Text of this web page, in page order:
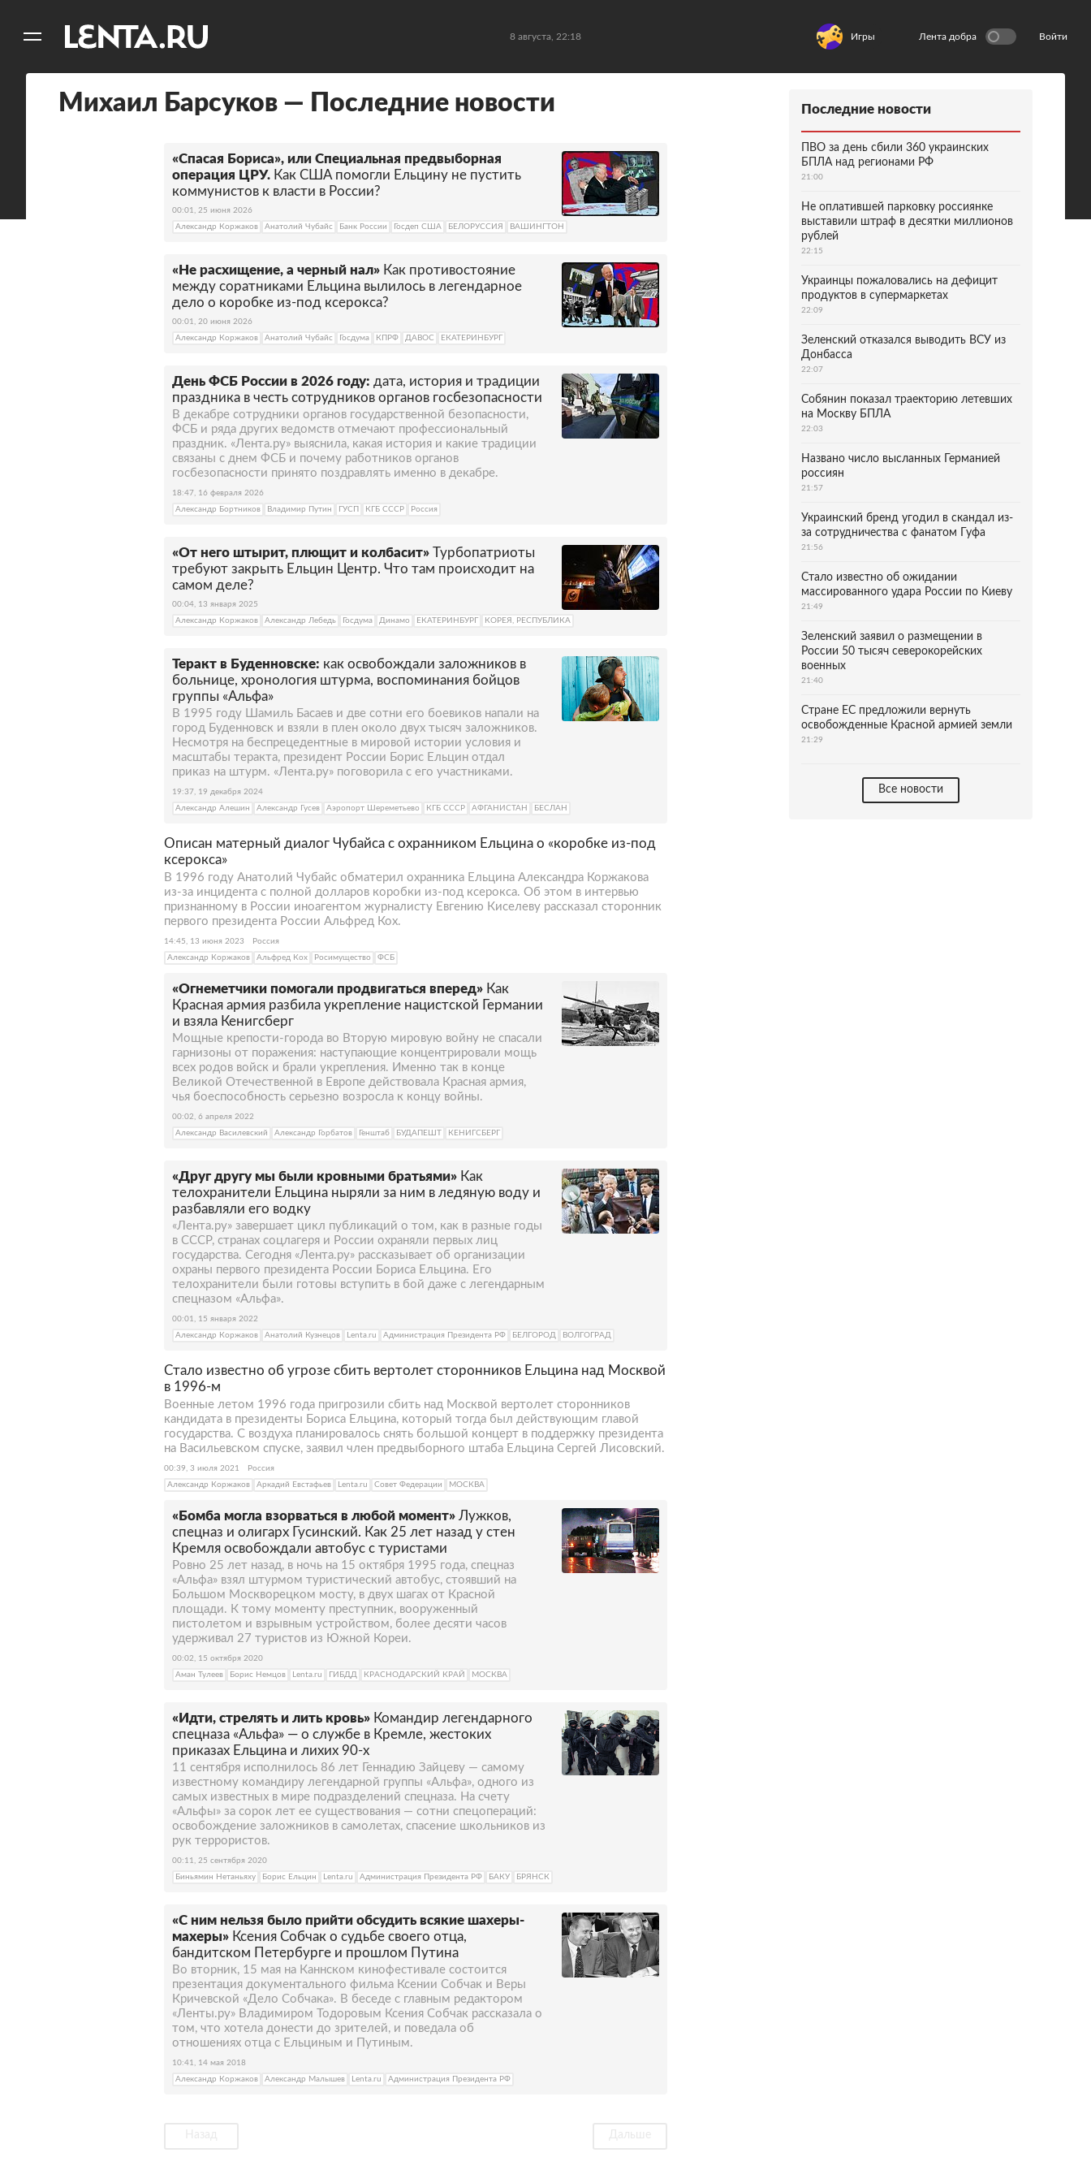
8 августа, 22:18 Игры Лента добра Войти
Михаил Барсуков — Последние новости
«Спасая Бориса», или Специальная предвыборная
операция ЦРУ. Как США помогли Ельцину не пустить
коммунистов к власти в России?
00:01, 25 июня 2026
Александр Коржаков
Анатолий Чубайс Банк России Госдеп США БЕЛОРУССИЯ ВАШИНГТОН
«Не расхищение, а черный нал» Как противостояние
между соратниками Ельцина вылилось в легендарное
дело о коробке из-под ксерокса?
00:01, 20 июня 2026
Александр Коржаков
Анатолий Чубайс Госдума КПРФ ДАВОС ЕКАТЕРИНБУРГ
День ФСБ России в 2026 году: дата, история и традиции
праздника в честь сотрудников органов госбезопасности
В декабре сотрудники органов государственной безопасности,
ФСБ и ряда других ведомств отмечают профессиональный
праздник. «Лента.ру» выяснила, какая история и какие традиции
связаны с днем ФСБ и почему работников органов
госбезопасности принято поздравлять именно в декабре.
18:47, 16 февраля 2026
Александр Бортников
Владимир Путин ГУСП КГБ СССР Россия
«От него штырит, плющит и колбасит» Турбопатриоты
требуют закрыть Ельцин Центр. Что там происходит на
самом деле?
00:04, 13 января 2025
Александр Коржаков
Александр Лебедь Госдума Динамо ЕКАТЕРИНБУРГ КОРЕЯ, РЕСПУБЛИКА
Теракт в Буденновске: как освобождали заложников в
больнице, хронология штурма, воспоминания бойцов
группы «Альфа»
В 1995 году Шамиль Басаев и две сотни его боевиков напали на
город Буденновск и взяли в плен около двух тысяч заложников.
Несмотря на беспрецедентные в мировой истории условия и
масштабы теракта, президент России Борис Ельцин отдал
приказ на штурм. «Лента.ру» поговорила с его участниками.
19:37, 19 декабря 2024
Александр Алешин
Александр Гусев Аэропорт Шереметьево КГБ СССР АФГАНИСТАН БЕСЛАН
Описан матерный диалог Чубайса с охранником Ельцина о «коробке из-под
ксерокса»
В 1996 году Анатолий Чубайс обматерил охранника Ельцина Александра Коржакова
из-за инцидента с полной долларов коробки из-под ксерокса. Об этом в интервью
признанному в России иноагентом журналисту Евгению Киселеву рассказал сторонник
первого президента России Альфред Кох.
14:45, 13 июня 2023
Россия
Александр Коржаков
Альфред Кох Росимущество ФСБ
«Огнеметчики помогали продвигаться вперед» Как
Красная армия разбила укрепление нацистской Германии
и взяла Кенигсберг
Мощные крепости-города во Вторую мировую войну не спасали
гарнизоны от поражения: наступающие концентрировали мощь
всех родов войск и брали укрепления. Именно так в конце
Великой Отечественной в Европе действовала Красная армия,
чья боеспособность серьезно возросла к концу войны.
00:02, 6 апреля 2022
Александр Василевский
Александр Горбатов Генштаб БУДАПЕШТ КЕНИГСБЕРГ
«Друг другу мы были кровными братьями» Как
телохранители Ельцина ныряли за ним в ледяную воду и
разбавляли его водку
«Лента.ру» завершает цикл публикаций о том, как в разные годы
в СССР, странах соцлагеря и России охраняли первых лиц
государства. Сегодня «Лента.ру» рассказывает об организации
охраны первого президента России Бориса Ельцина. Его
телохранители были готовы вступить в бой даже с легендарным
спецназом «Альфа».
00:01, 15 января 2022
Александр Коржаков
Анатолий Кузнецов Lenta.ru Администрация Президента РФ БЕЛГОРОД ВОЛГОГРАД
Стало известно об угрозе сбить вертолет сторонников Ельцина над Москвой
в 1996-м
Военные летом 1996 года пригрозили сбить над Москвой вертолет сторонников
кандидата в президенты Бориса Ельцина, который тогда был действующим главой
государства. С воздуха планировалось снять большой концерт в поддержку президента
на Васильевском спуске, заявил член предвыборного штаба Ельцина Сергей Лисовский.
00:39, 3 июля 2021
Россия
Александр Коржаков
Аркадий Евстафьев Lenta.ru Совет Федерации МОСКВА
«Бомба могла взорваться в любой момент» Лужков,
спецназ и олигарх Гусинский. Как 25 лет назад у стен
Кремля освобождали автобус с туристами
Ровно 25 лет назад, в ночь на 15 октября 1995 года, спецназ
«Альфа» взял штурмом туристический автобус, стоявший на
Большом Москворецком мосту, в двух шагах от Красной
площади. К тому моменту преступник, вооруженный
пистолетом и взрывным устройством, более десяти часов
удерживал 27 туристов из Южной Кореи.
00:02, 15 октября 2020
Аман Тулеев
Борис Немцов Lenta.ru ГИБДД КРАСНОДАРСКИЙ КРАЙ МОСКВА
«Идти, стрелять и лить кровь» Командир легендарного
спецназа «Альфа» — о службе в Кремле, жестоких
приказах Ельцина и лихих 90-х
11 сентября исполнилось 86 лет Геннадию Зайцеву — самому
известному командиру легендарной группы «Альфа», одного из
самых известных в мире подразделений спецназа. На счету
«Альфы» за сорок лет ее существования — сотни спецопераций:
освобождение заложников в самолетах, спасение школьников из
рук террористов.
00:11, 25 сентября 2020
Биньямин Нетаньяху
Борис Ельцин Lenta.ru Администрация Президента РФ БАКУ БРЯНСК
«С ним нельзя было прийти обсудить всякие шахеры-
махеры» Ксения Собчак о судьбе своего отца,
бандитском Петербурге и прошлом Путина
Во вторник, 15 мая на Каннском кинофестивале состоится
презентация документального фильма Ксении Собчак и Веры
Кричевской «Дело Собчака». В беседе с главным редактором
«Ленты.ру» Владимиром Тодоровым Ксения Собчак рассказала о
том, что хотела донести до зрителей, и поведала об
отношениях отца с Ельциным и Путиным.
10:41, 14 мая 2018
Александр Коржаков
Александр Малышев Lenta.ru Администрация Президента РФ
Последние новости
ПВО за день сбили 360 украинских
БПЛА над регионами РФ
21:00
Не оплатившей парковку россиянке
выставили штраф в десятки миллионов
рублей
22:15
Украинцы пожаловались на дефицит
продуктов в супермаркетах
22:09
Зеленский отказался выводить ВСУ из
Донбасса
22:07
Собянин показал траекторию летевших
на Москву БПЛА
22:03
Названо число высланных Германией
россиян
21:57
Украинский бренд угодил в скандал из-
за сотрудничества с фанатом Гуфа
21:56
Стало известно об ожидании
массированного удара России по Киеву
21:49
Зеленский заявил о размещении в
России 50 тысяч северокорейских
военных
21:40
Стране ЕС предложили вернуть
освобожденные Красной армией земли
21:29
Все новости